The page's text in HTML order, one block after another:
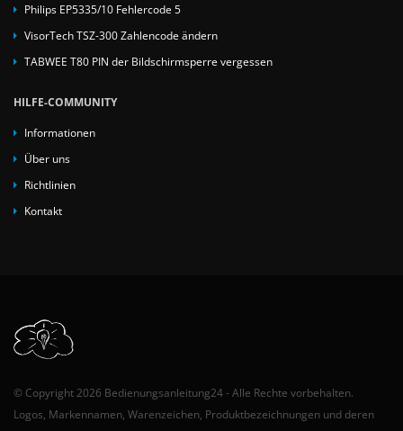
Philips EP5335/10 Fehlercode 5
VisorTech TSZ-300 Zahlencode ändern
TABWEE T80 PIN der Bildschirmsperre vergessen
HILFE-COMMUNITY
Informationen
Über uns
Richtlinien
Kontakt
© Copyright 2026 Bedienungsanleitung24 - Alle Rechte vorbehalten.
Logos, Markennamen, Warenzeichen, Produktbezeichnungen und deren